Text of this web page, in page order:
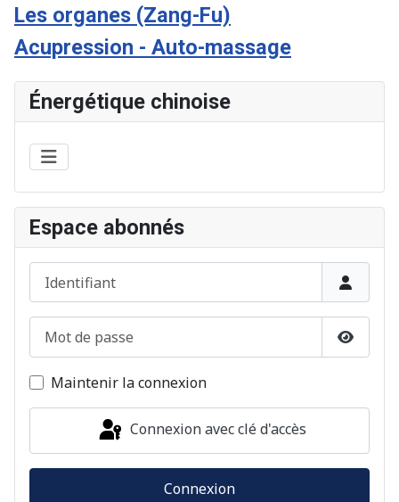
Les organes (Zang-Fu)
Acupression - Auto-massage
Énergétique chinoise
Espace abonnés
Identifiant
Maintenir la connexion
Connexion avec clé d'accès
Connexion